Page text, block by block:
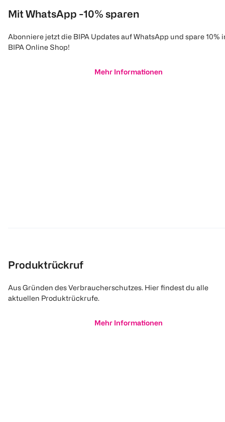
Mit WhatsApp -10% sparen
Abonniere jetzt die BIPA Updates auf WhatsApp und spare 10%
BIPA Online Shop!
Mehr Informationen
Produktrückruf
Aus Gründen des Verbraucherschutzes. Hier findest du alle
aktuellen Produktrückrufe.
Mehr Informationen